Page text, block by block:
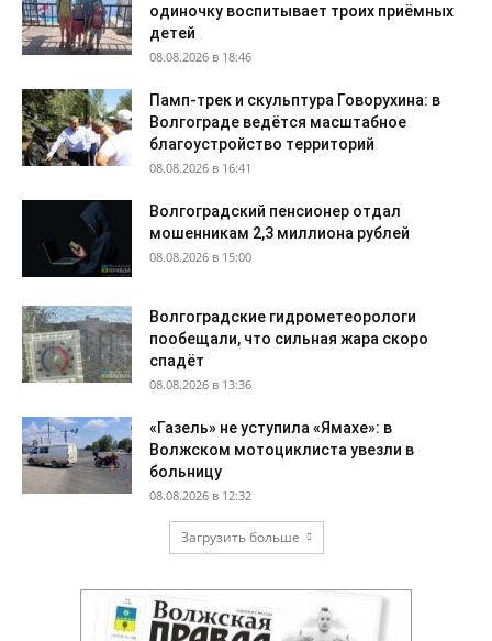
одиночку воспитывает троих приёмных
детей
08.08.2026 в 18:46
Памп-трек и скульптура Говорухина: в
Волгограде ведётся масштабное
благоустройство территорий
08.08.2026 в 16:41
Волгоградский пенсионер отдал
мошенникам 2,3 миллиона рублей
08.08.2026 в 15:00
Волгоградские гидрометеорологи
пообещали, что сильная жара скоро
спадёт
08.08.2026 в 13:36
«Газель» не уступила «Ямахе»: в
Волжском мотоциклиста увезли в
больницу
08.08.2026 в 12:32
Загрузить больше